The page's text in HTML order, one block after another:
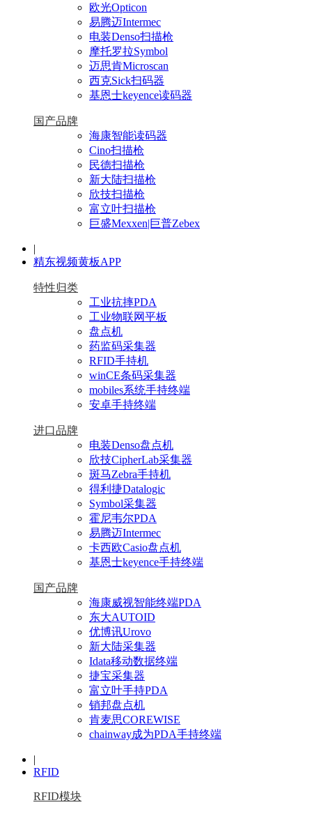
欧光Opticon
易腾迈Intermec
电装Denso扫描枪
摩托罗拉Symbol
迈思肯Microscan
西克Sick扫码器
基恩士keyence读码器
国产品牌
海康智能读码器
Cino扫描枪
民德扫描枪
新大陆扫描枪
欣技扫描枪
富立叶扫描枪
巨盛Mexxen|巨普Zebex
|
精东视频黄板APP
特性归类
工业抗摔PDA
工业物联网平板
盘点机
药监码采集器
RFID手持机
winCE条码采集器
mobiles系统手持终端
安卓手持终端
进口品牌
电装Denso盘点机
欣技CipherLab采集器
斑马Zebra手持机
得利捷Datalogic
Symbol采集器
霍尼韦尔PDA
易腾迈Intermec
卡西欧Casio盘点机
基恩士keyence手持终端
国产品牌
海康威视智能终端PDA
东大AUTOID
优博讯Urovo
新大陆采集器
Idata移动数据终端
捷宝采集器
富立叶手持PDA
销邦盘点机
肯麦思COREWISE
chainway成为PDA手持终端
|
RFID
RFID模块